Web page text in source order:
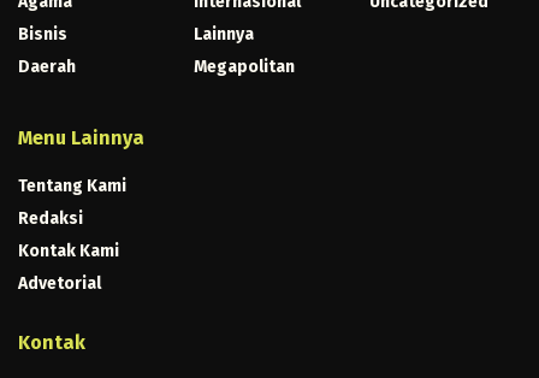
Bisnis
Daerah
Lainnya
Megapolitan
Menu Lainnya
Tentang Kami
Redaksi
Kontak Kami
Advetorial
Kontak